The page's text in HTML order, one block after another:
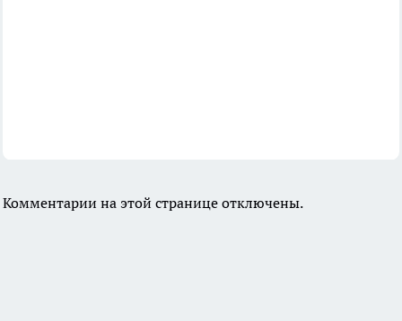
Комментарии на этой странице отключены.